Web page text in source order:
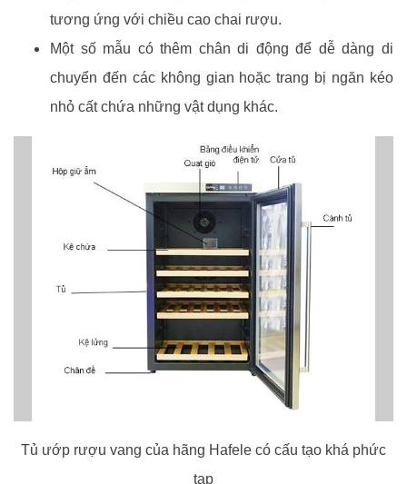
tương ứng với chiều cao chai rượu.
Một số mẫu có thêm chân di động để dễ dàng di
chuyển đến các không gian hoặc trang bị ngăn kéo
nhỏ cất chứa những vật dụng khác.
Tủ ướp rượu vang của hãng Hafele có cấu tạo khá phức
tạp